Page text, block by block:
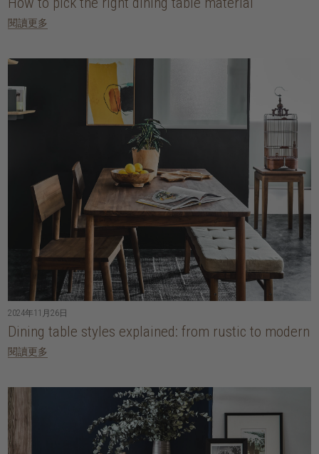
閱讀更多
2024年11月26日
Dining table styles explained: from rustic to modern
閱讀更多